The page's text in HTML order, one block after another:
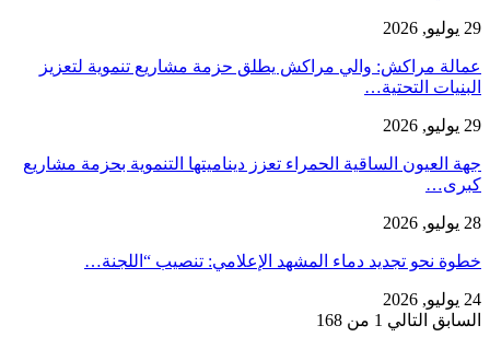
29 يوليو, 2026
عمالة مراكش: والي مراكش يطلق حزمة مشاريع تنموية لتعزيز
البنيات التحتية…
29 يوليو, 2026
جهة العيون الساقية الحمراء تعزز ديناميتها التنموية بحزمة مشاريع
كبرى…
28 يوليو, 2026
​خطوة نحو تجديد دماء المشهد الإعلامي: تنصيب “اللجنة…
24 يوليو, 2026
السابق التالي 1 من 168